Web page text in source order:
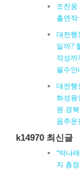
조진웅
출연작
대전행
일까?
작성까
필수안
대전행
화성용
원 경
음주운
k14970 최신글
“박나
지 총